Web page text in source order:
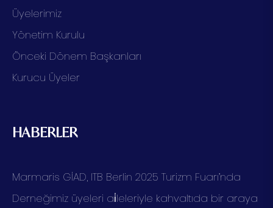
Üyelerimiz
Yönetim Kurulu
Önceki Dönem Başkanları
Kurucu Üyeler
HABERLER
Marmaris GİAD, ITB Berlin 2025 Turizm Fuarı’nda
Derneğimiz üyeleri ai̇leleriyle kahvaltıda bir araya